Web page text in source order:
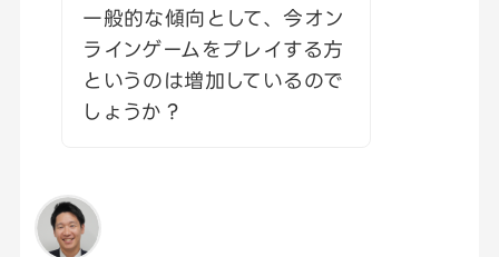
一般的な傾向として、今オン
ラインゲームをプレイする方
というのは増加しているので
しょうか？